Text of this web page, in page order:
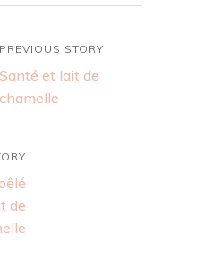
PREVIOUS STORY
Santé et lait de
chamelle
de